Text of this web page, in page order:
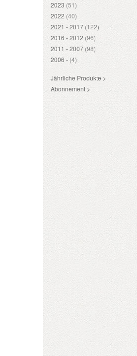
2023 (51)
2022 (40)
2021 - 2017 (122)
2016 - 2012 (96)
2011 - 2007 (98)
2006 - (4)
Jährliche Produkte >
Abonnement >